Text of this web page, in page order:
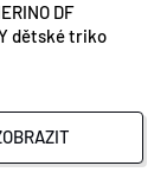
DF
dětské triko